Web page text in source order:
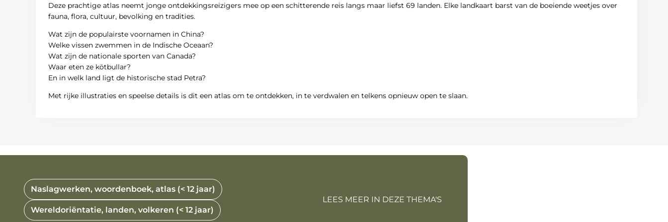
Deze prachtige atlas neemt jonge ontdekkingsreizigers mee op een schitterende reis langs maar liefst 69 landen. Elke landkaart barst van de boeiende weetjes over
fauna, flora, cultuur, bevolking en tradities.
Wat zijn de populairste voornamen in China?
Welke vissen zwemmen in de Indische Oceaan?
Wat zijn de nationale sporten van Canada?
Waar eten ze kötbullar?
En in welk land ligt de historische stad Petra?
Met rijke illustraties en speelse details is dit een atlas om te ontdekken, in te verdwalen en telkens opnieuw open te slaan.
Naslagwerken, woordenboek, atlas (< 12 jaar)
Wereldoriëntatie, landen, volkeren (< 12 jaar)
LEES MEER IN DEZE THEMA'S